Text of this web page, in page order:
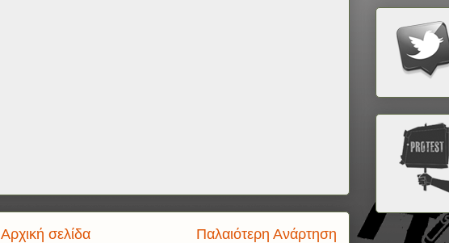
Παλαιότερη Ανάρτηση
Αρχική σελίδα